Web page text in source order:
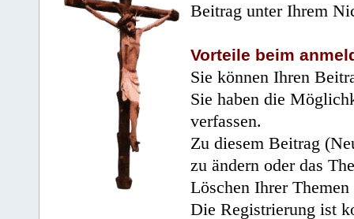
Beitrag unter Ihrem
Vorteile beim
Sie können Ihren
Sie haben die
verfassen.
Zu diesem Beitrag
zu ändern oder das
Löschen Ihrer
Die Registrierung ist